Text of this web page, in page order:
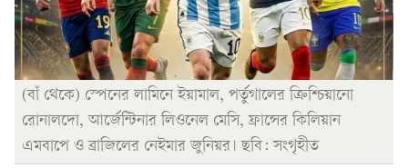
(বাঁ থেকে) স্পেনের লামিনে ইয়ামাল, পর্তুগালের ক্রিশ্চিয়ানো
রোনালদো, আর্জেন্টিনার লিওনেল মেসি, ফ্রান্সের কিলিয়ান
এমবাপে ও ব্রাজিলের নেইমার জুনিয়র। ছবি: সংগৃহীত